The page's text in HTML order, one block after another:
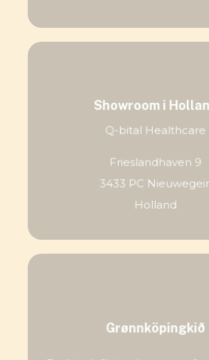
Showroom i
Q-bital Healthcare
Frieslandhaven 9
3433 PC
Holland
Grønnköpingkið